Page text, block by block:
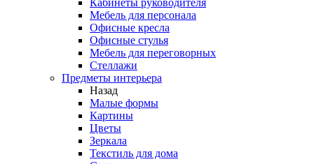
Кабинеты руководителя
Мебель для персонала
Офисные кресла
Офисные стулья
Мебель для переговорных
Стеллажи
Предметы интерьера
Назад
Малые формы
Картины
Цветы
Зеркала
Текстиль для дома